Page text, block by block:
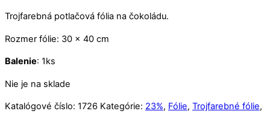
Trojfarebná potlačová fólia na čokoládu.
Rozmer fólie: 30 x 40 cm
Balenie: 1ks
Nie je na sklade
Katalógové číslo: 1726 Kategórie: 23%, Fólie, Trojfarebné fólie,